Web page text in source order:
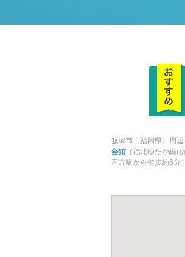
飯塚市（福岡県）周
会館 （福北ゆたか線(
直方駅から徒歩約6分